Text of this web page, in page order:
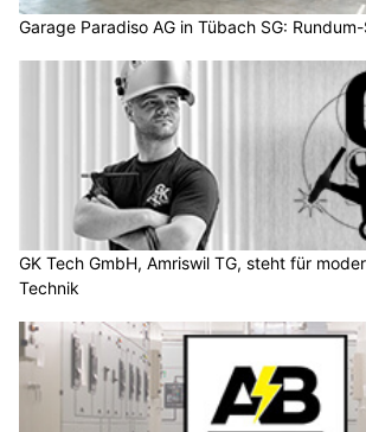
Garage Paradiso AG in Tübach SG:
GK Tech GmbH, Amriswil TG, steht für
Technik